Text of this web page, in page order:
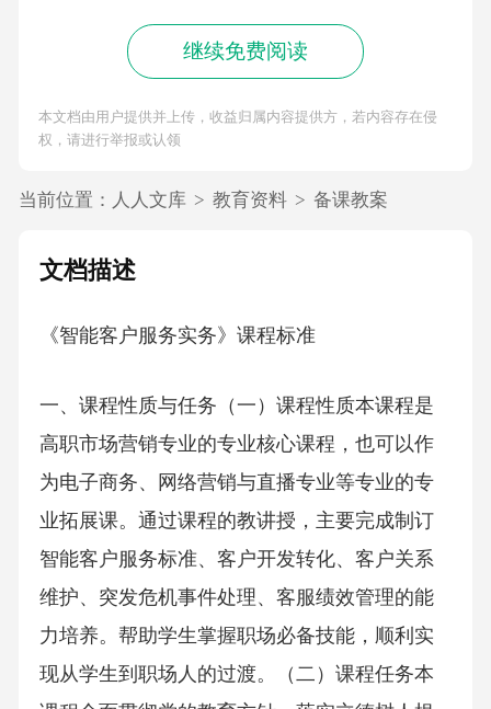
继续免费阅读
本文档由用户提供并上传，收益归属内容提供方，若内容存在侵
权，请进行举报或认领
当前位置： 人人文库 > 教育资料 > 备课教案
文档描述
《智能客户服务实务》课程标准
一、课程性质与任务（一）课程性质本课程是
高职市场营销专业的专业核心课程，也可以作
为电子商务、网络营销与直播专业等专业的专
业拓展课。通过课程的教讲授，主要完成制订
智能客户服务标准、客户开发转化、客户关系
维护、突发危机事件处理、客服绩效管理的能
力培养。帮助学生掌握职场必备技能，顺利实
现从学生到职场人的过渡。（二）课程任务本